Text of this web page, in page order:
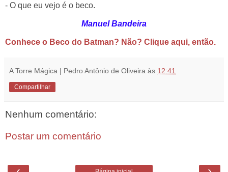
- O que eu vejo é o beco.
Manuel Bandeira
Conhece o Beco do Batman? Não? Clique aqui, então.
A Torre Mágica | Pedro Antônio de Oliveira às 12:41
Compartilhar
Nenhum comentário:
Postar um comentário